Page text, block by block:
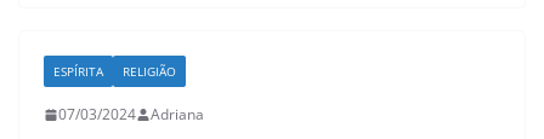
ESPÍRITA RELIGIÃO
07/03/2024 Adriana